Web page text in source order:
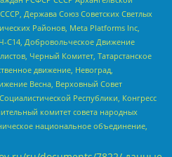
Держава Союз Советских Светлых
Районов, Meta Platforms Inc,
С14, Добровольческое Движение
Черный Комитет, Татарстанское
движение, Невоград,
Весна, Верховный Совет
Республики, Конгресс
комитет совета народных
национальное объединение,